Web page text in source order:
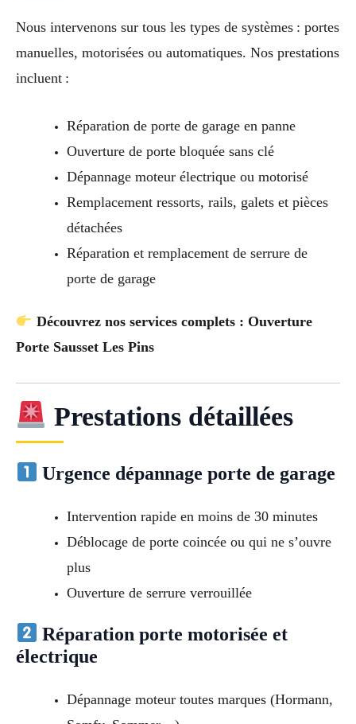
Nous intervenons sur tous les types de systèmes : portes
manuelles, motorisées ou automatiques. Nos prestations
incluent :
Réparation de porte de garage en panne
Ouverture de porte bloquée sans clé
Dépannage moteur électrique ou motorisé
Remplacement ressorts, rails, galets et pièces
détachées
Réparation et remplacement de serrure de
porte de garage
Découvrez nos services complets : Ouverture
Porte Sausset Les Pins
Prestations détaillées
Urgence dépannage porte de garage
Intervention rapide en moins de 30 minutes
Déblocage de porte coincée ou qui ne s’ouvre
plus
Ouverture de serrure verrouillée
Réparation porte motorisée et
électrique
Dépannage moteur toutes marques (Hormann,